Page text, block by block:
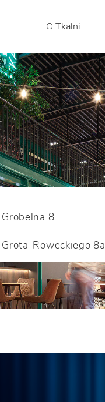
O Tkalni
8
Roweckiego 8a